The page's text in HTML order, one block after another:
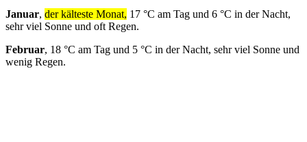
Januar, der kälteste Monat, 17 °C am Tag und 6 °C in der Nacht,
sehr viel Sonne und oft Regen.
Februar, 18 °C am Tag und 5 °C in der Nacht, sehr viel Sonne und
wenig Regen.